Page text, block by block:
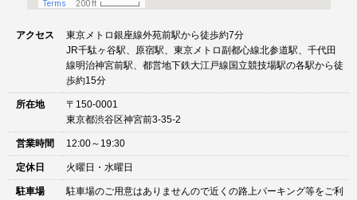
アクセス
東京メトロ銀座線外苑前駅から徒歩約7分
JR千駄ヶ谷駅、原宿駅、東京メトロ副都心線北参道駅、千代田
線明治神宮前駅、都営地下鉄大江戸線国立競技場駅の各駅から徒
歩約15分
所在地
〒150-0001
東京都渋谷区神宮前3-35-2
営業時間 12:00～19:30
定休日 火曜日・水曜日
駐車場
駐車場のご用意はありませんので近くの路上パーキング等をご利